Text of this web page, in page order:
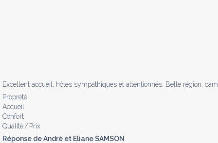
Excellent accueil, hôtes sympathiques et attentionnés. Belle région,
Propreté
Accueil
Confort
Qualité / Prix
Réponse de André et Eliane SAMSON